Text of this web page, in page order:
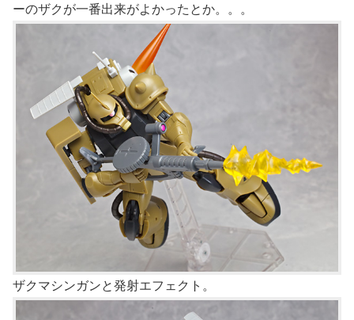
ーのザクが一番出来がよかったとか。。。
ザクマシンガンと発射エフェクト。